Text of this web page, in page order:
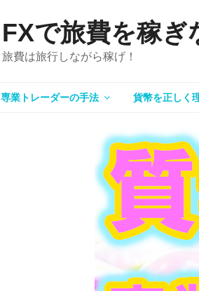
FXで旅費を稼ぎ
旅費は旅行しながら稼げ！
専業トレーダーの手法 貨幣を正しく